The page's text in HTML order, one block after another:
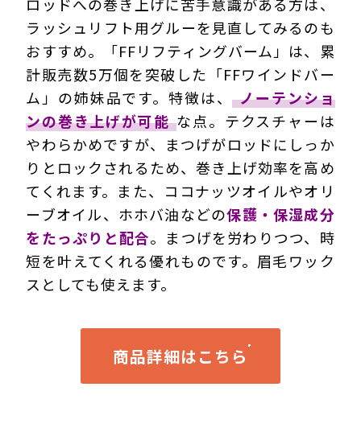
ロッドへの巻き上げに苦手意識がある方は、
ラッシュリフト用グルーを見直してみるのも
おすすめ。「FFリフティングバーム」は、累
計販売数5万個を突破した「FFワインドバー
ム」の姉妹品です。特徴は、 ノーテンショ
ンの巻き上げが可能 な点。テクスチャーは
やわらかめですが、まつげがロッドにしっか
りとロックされるため、巻き上げ効率を高め
てくれます。また、ココナッツオイルやオリ
ーブオイル、ホホバ油などの保護・保湿成分
をたっぷりと配合。まつげを労わりつつ、時
短を叶えてくれる優れものです。眉毛ワック
スとしても使えます。
商品詳細はこちら